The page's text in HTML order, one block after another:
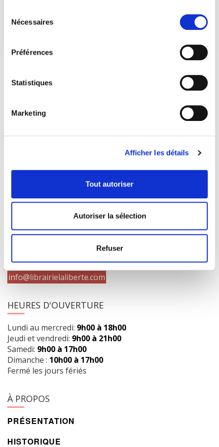
Nécessaires
Préférences
Statistiques
Marketing
Afficher les détails
Tout autoriser
Autoriser la sélection
Refuser
1073 route de l'Église, Québec, QC G1V 3W2
418 658-3640
info@librairielaliberte.com
HEURES D'OUVERTURE
Lundi au mercredi: 9h00 à 18h00
Jeudi et vendredi: 9h00 à 21h00
Samedi: 9h00 à 17h00
Dimanche : 10h00 à 17h00
Fermé les jours fériés
À PROPOS
PRÉSENTATION
HISTORIQUE